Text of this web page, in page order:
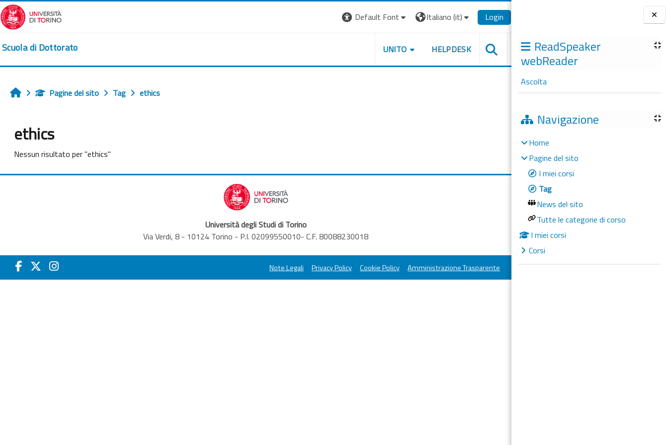
Vai al contenuto principale
Blocchi
ReadSpeaker
webReader
Ascolta
Navigazione
Home
Pagine del sito
I miei corsi
Tag
News del sito
Tutte le categorie di corso
I miei corsi
Corsi
Default Font Italiano ‎(it)‎ Login
Scuola di Dottorato UNITO HELPDESK
HomePagine del sito Tag ethics
ethics
Nessun risultato per "ethics"
Università degli Studi di Torino
Via Verdi, 8 - 10124 Torino - P.I. 02099550010- C.F. 80088230018
Note Legali Privacy Policy Cookie Policy Amministrazione Trasparente